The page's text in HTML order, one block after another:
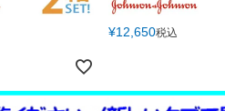
¥12,650税込